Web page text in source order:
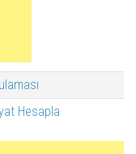
Hesapla